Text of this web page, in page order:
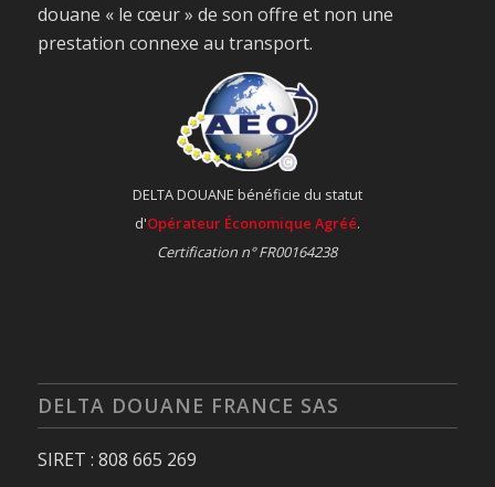
douane « le cœur » de son offre et non une
prestation connexe au transport.
DELTA DOUANE bénéficie du statut
d'Opérateur Économique Agréé.
Certification n° FR00164238
DELTA DOUANE FRANCE SAS
SIRET : 808 665 269